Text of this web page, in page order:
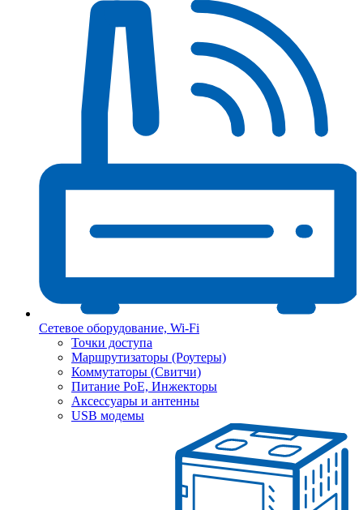
Сетевое оборудование, Wi-Fi
Точки доступа
Маршрутизаторы (Роутеры)
Коммутаторы (Свитчи)
Питание PoE, Инжекторы
Аксессуары и антенны
USB модемы